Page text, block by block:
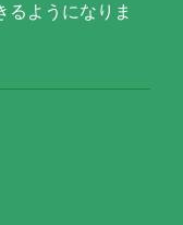
るようになりま